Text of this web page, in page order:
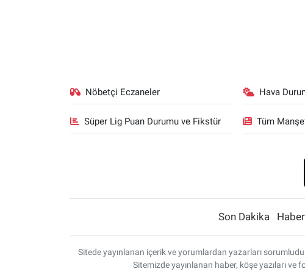
Nöbetçi Eczaneler Hava
Süper Lig Puan Durumu ve Fikstür Tüm
Son Dakika Haber
Sitede yayınlanan içerik ve yorumlardan yazarları
Sitemizde yayınlanan haber, köşe yazıları